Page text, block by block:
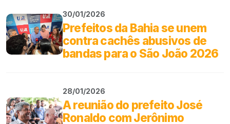
30/01/2026
Prefeitos da Bahia se unem
contra cachês abusivos de
bandas para o São João 2026
28/01/2026
A reunião do prefeito José
Ronaldo com Jerônimo